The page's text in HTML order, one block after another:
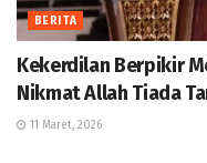
BERITA
Kekerdilan Berpikir
Nikmat Allah Tiada
11 Maret, 2026